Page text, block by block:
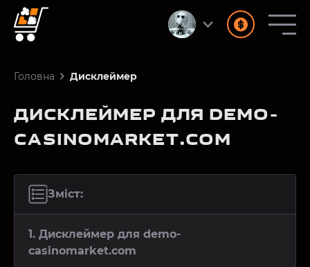
Головна Дисклеймер
ДИСКЛЕЙМЕР ДЛЯ DEMO-
CASINOMARKET.COM
Зміст:
1. Дисклеймер для demo-
casinomarket.com